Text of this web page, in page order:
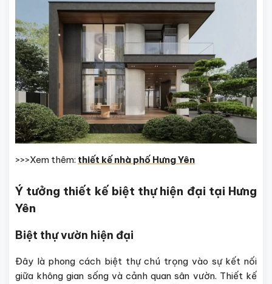
>>>Xem thêm: thiết kế nhà phố Hưng Yên
Ý tưởng thiết kế biệt thự hiện đại tại Hưng
Yên
Biệt thự vườn hiện đại
Đây là phong cách biệt thự chú trọng vào sự kết nối
giữa không gian sống và cảnh quan sân vườn. Thiết kế